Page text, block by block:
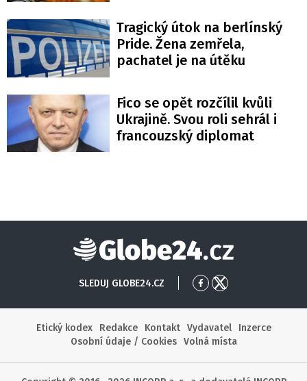
Tragický útok na berlínský
Pride. Žena zemřela,
pachatel je na útěku
Fico se opět rozčílil kvůli
Ukrajině. Svou roli sehrál i
francouzský diplomat
Globe24
SLEDUJ GLOBE24.CZ
PřejítPřejít
Etický kodex
Redakce Kontakt Vydavatel
Inzerce
Osobní údaje / Cookies
Volná místa